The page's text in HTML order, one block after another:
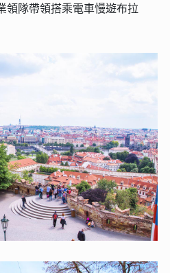
領隊帶領搭乘電車慢遊布拉